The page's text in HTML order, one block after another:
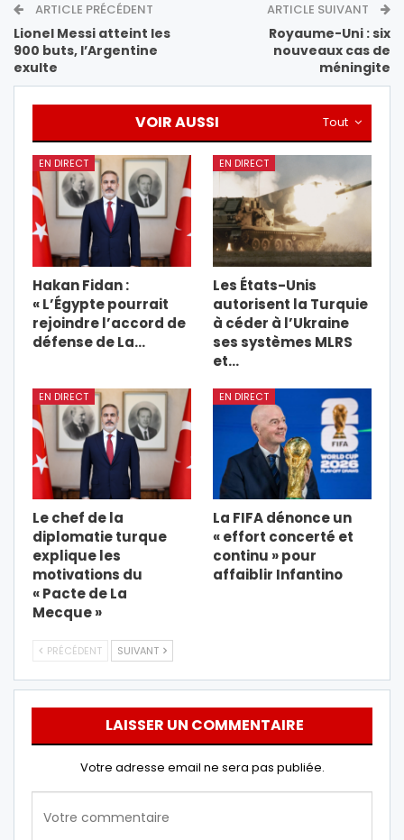
ARTICLE PRÉCÉDENT
Lionel Messi atteint les
900 buts, l’Argentine
exulte
ARTICLE SUIVANT
Royaume-Uni : six
nouveaux cas de
méningite
Tout
VOIR AUSSI
EN DIRECT
Hakan Fidan :
« L’Égypte pourrait
rejoindre l’accord de
défense de La…
EN DIRECT
Les États-Unis
autorisent la Turquie
à céder à l’Ukraine
ses systèmes MLRS
et…
EN DIRECT
Le chef de la
diplomatie turque
explique les
motivations du
« Pacte de La
Mecque »
EN DIRECT
La FIFA dénonce un
« effort concerté et
continu » pour
affaiblir Infantino
PRÉCÉDENT SUIVANT
LAISSER UN COMMENTAIRE
Votre adresse email ne sera pas publiée.